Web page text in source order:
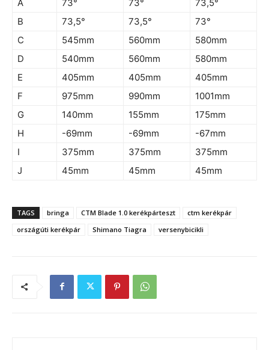
A
73° 73°
73,5°
B
73,5° 73,5°
73°
C
545mm 560mm
580mm
D
540mm 560mm
580mm
E
405mm 405mm
405mm
F
975mm 990mm
1001mm
G
140mm 155mm
175mm
H
-69mm -69mm
-67mm
I
375mm 375mm
375mm
J
45mm 45mm 45mm
TAGS bringa CTM Blade 1.0 kerékpárteszt
ctm kerékpár
országúti kerékpár
Shimano Tiagra versenybicikli